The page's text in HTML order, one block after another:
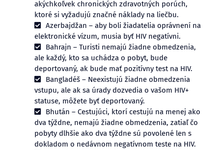
akýchkoľvek chronických zdravotných porúch,
ktoré si vyžadujú značné náklady na liečbu.
Azerbajdžan – aby boli žiadatelia oprávnení na
elektronické vízum, musia byť HIV negatívni.
Bahrajn – Turisti nemajú žiadne obmedzenia,
ale každý, kto sa uchádza o pobyt, bude
deportovaný, ak bude mať pozitívny test na HIV.
Bangladéš – Neexistujú žiadne obmedzenia
vstupu, ale ak sa úrady dozvedia o vašom HIV+
statuse, môžete byť deportovaný.
Bhután – Cestujúci, ktorí cestujú na menej ako
dva týždne, nemajú žiadne obmedzenia, zatiaľ čo
pobyty dlhšie ako dva týždne sú povolené len s
dokladom o nedávnom negatívnom teste na HIV.